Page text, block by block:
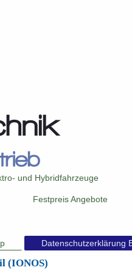
und Hybridfahrzeuge
Festpreis Angebote
Datenschutzerklärung
(IONOS)